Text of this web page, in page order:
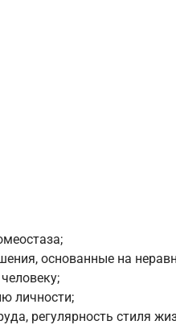
основанные на
личности;
регулярность стиля